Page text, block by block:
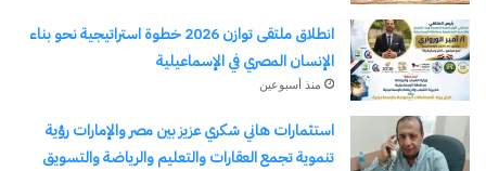
انطلاق ملتقى توازن 2026 خطوة استراتيجية نحو بناء
الإنسان المصري في الإسماعيلية
منذ أسبوعين
استثمارات هاني شكري عزيز بين مصر والإمارات رؤية
تنموية تجمع العقارات والتعليم والرياضة والتسويق